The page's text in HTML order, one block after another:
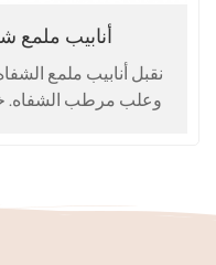
أنابيب ملمع
نقبل أنابيب ملمع
وعلب مرطب الشفاه.